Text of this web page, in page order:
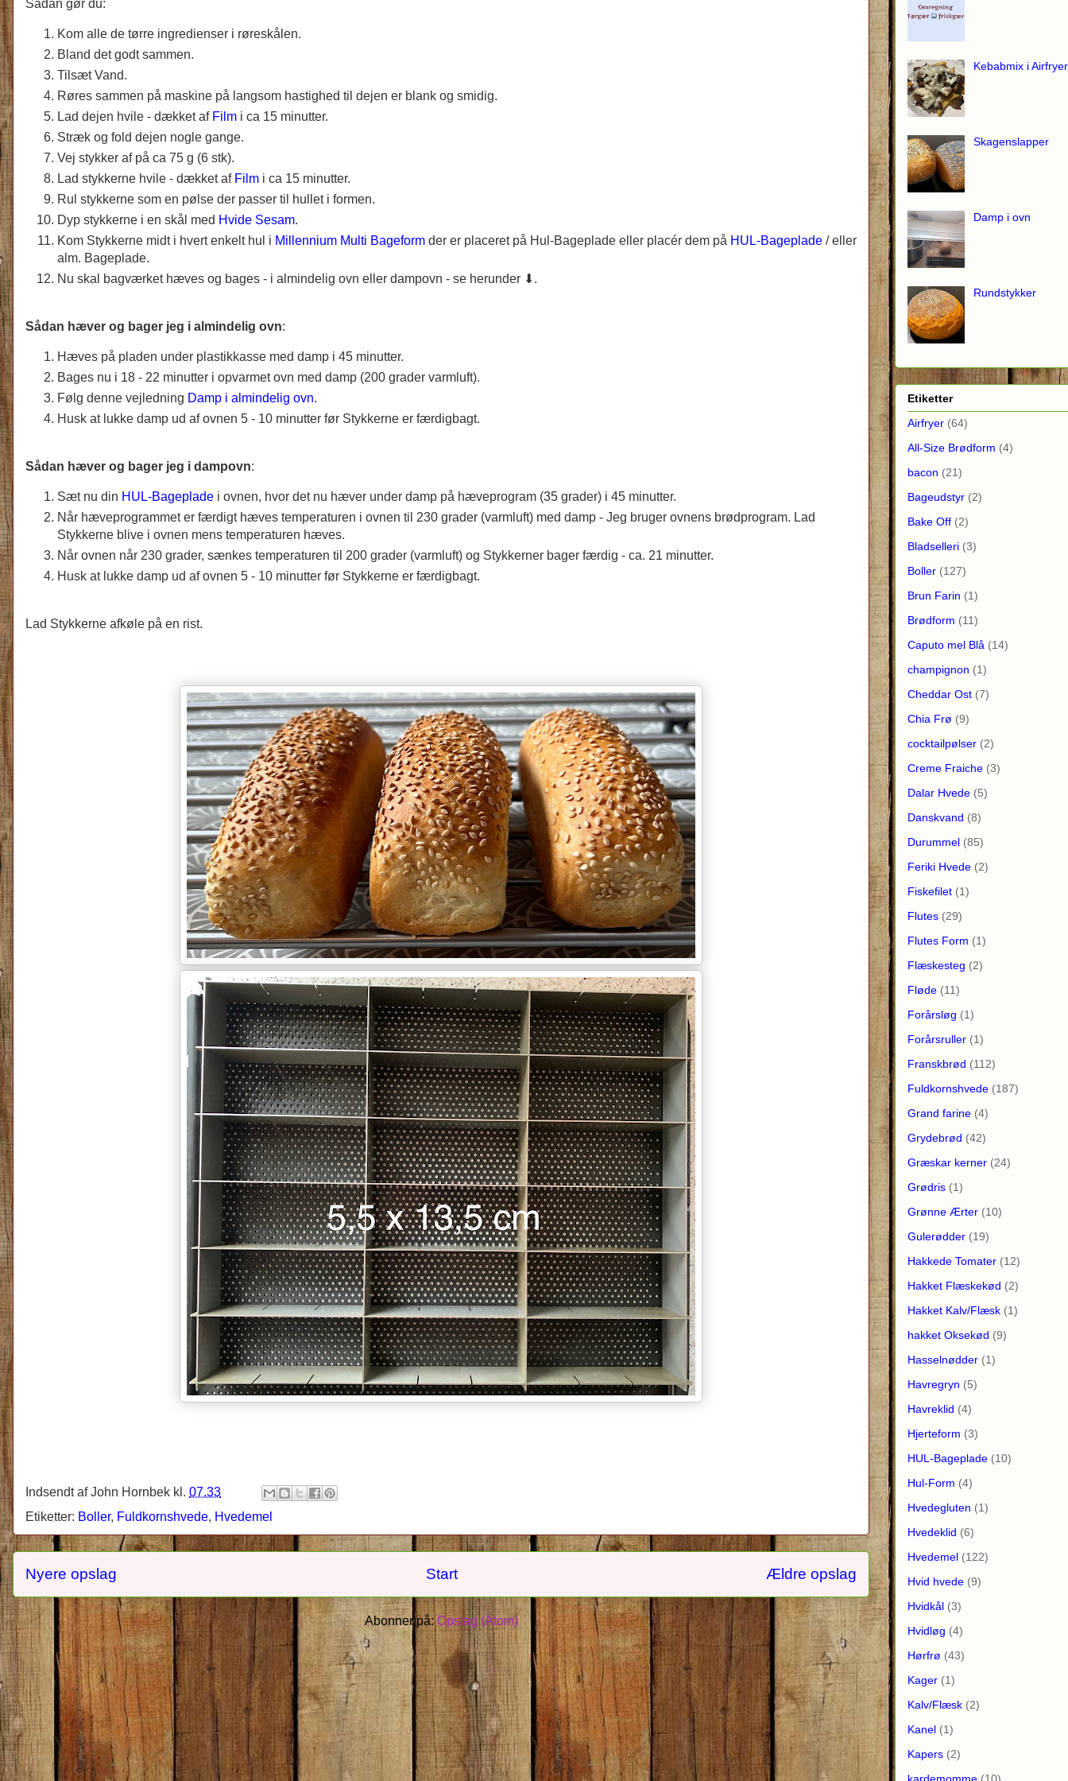
Sådan gør du:
Kom alle de tørre ingredienser i røreskålen.
Bland det godt sammen.
Tilsæt Vand.
Røres sammen på maskine på langsom hastighed til dejen er blank og smidig.
Lad dejen hvile - dækket af Film i ca 15 minutter.
Stræk og fold dejen nogle gange.
Vej stykker af på ca 75 g (6 stk).
Lad stykkerne hvile - dækket af Film i ca 15 minutter.
Rul stykkerne som en pølse der passer til hullet i formen.
Dyp stykkerne i en skål med Hvide Sesam.
Kom Stykkerne midt i hvert enkelt hul i Millennium Multi Bageform der er placeret på Hul-Bageplade eller placér dem på HUL-Bageplade / eller
alm. Bageplade.
Nu skal bagværket hæves og bages - i almindelig ovn eller dampovn - se herunder ⬇.
Sådan hæver og bager jeg i almindelig ovn:
Hæves på pladen under plastikkasse med damp i 45 minutter.
Bages nu i 18 - 22 minutter i opvarmet ovn med damp (200 grader varmluft).
Følg denne vejledning Damp i almindelig ovn.
Husk at lukke damp ud af ovnen 5 - 10 minutter før Stykkerne er færdigbagt.
Sådan hæver og bager jeg i dampovn:
Sæt nu din HUL-Bageplade i ovnen, hvor det nu hæver under damp på hæveprogram (35 grader) i 45 minutter.
Når hæveprogrammet er færdigt hæves temperaturen i ovnen til 230 grader (varmluft) med damp - Jeg bruger ovnens brødprogram. Lad
Stykkerne blive i ovnen mens temperaturen hæves.
Når ovnen når 230 grader, sænkes temperaturen til 200 grader (varmluft) og Stykkerner bager færdig - ca. 21 minutter.
Husk at lukke damp ud af ovnen 5 - 10 minutter før Stykkerne er færdigbagt.
Lad Stykkerne afkøle på en rist.
Indsendt afJohn Hornbek kl. 07.33
Etiketter: Boller, Fuldkornshvede, Hvedemel
Nyere opslag Ældre opslag
Start
Abonner på:Opslag (Atom)
Kebabmix i Airfryer
Skagenslapper
Damp i ovn
Rundstykker
Etiketter
Airfryer (64)
All-Size Brødform (4)
bacon (21)
Bageudstyr (2)
Bake Off (2)
Bladselleri (3)
Boller (127)
Brun Farin (1)
Brødform (11)
Caputo mel Blå (14)
champignon (1)
Cheddar Ost (7)
Chia Frø (9)
cocktailpølser (2)
Creme Fraiche (3)
Dalar Hvede (5)
Danskvand (8)
Durummel (85)
Feriki Hvede (2)
Fiskefilet (1)
Flutes (29)
Flutes Form (1)
Flæskesteg (2)
Fløde (11)
Forårsløg (1)
Forårsruller (1)
Franskbrød (112)
Fuldkornshvede (187)
Grand farine (4)
Grydebrød (42)
Græskar kerner (24)
Grødris (1)
Grønne Ærter (10)
Gulerødder (19)
Hakkede Tomater (12)
Hakket Flæskekød (2)
Hakket Kalv/Flæsk (1)
hakket Oksekød (9)
Hasselnødder (1)
Havregryn (5)
Havreklid (4)
Hjerteform (3)
HUL-Bageplade (10)
Hul-Form (4)
Hvedegluten (1)
Hvedeklid (6)
Hvedemel (122)
Hvid hvede (9)
Hvidkål (3)
Hvidløg (4)
Hørfrø (43)
Kager (1)
Kalv/Flæsk (2)
Kanel (1)
Kapers (2)
kardemomme (10)